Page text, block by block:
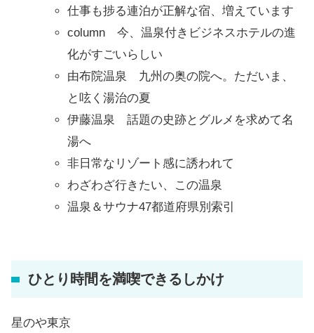
仕事も捗る連泊が正解な宿、増えています
column 今、温泉付きビジネスホテルの進
化がすごいらしい
由布院温泉 九州の奥の院へ。ただいま、
と呟く湯治の夏
伊藤温泉 話題の史跡とグルメを求めて名
湯へ
非日常なリゾート感に誘われて
わざわざ行きたい、この温泉
温泉＆サウナ47都道府県別索引
ひとり時間を満喫できるしかけ
星のや東京